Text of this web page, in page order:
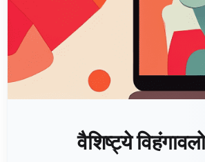
वैशिष्ट्ये